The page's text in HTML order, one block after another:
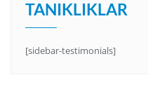
TANIKLIKLAR
[sidebar-testimonials]